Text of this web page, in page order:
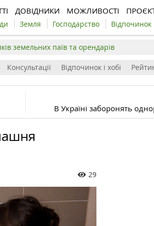
ДОВІДНИКИ МОЖЛИВОСТІ
Земля Господарство Відпочинок
земельних паїв та орендарів
Консультації Відпочинок і хобі
В Україні заборонять
29